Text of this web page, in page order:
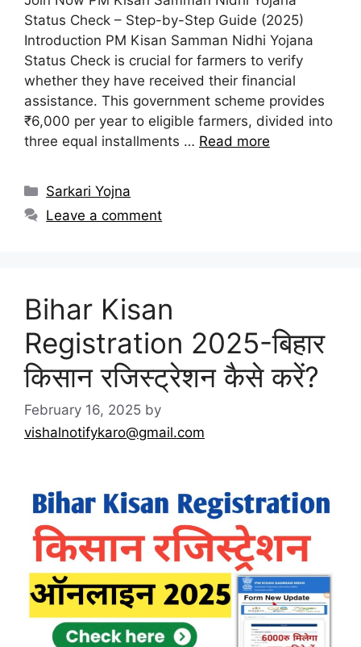
Status Check – Step-by-Step Guide (2025)
Introduction PM Kisan Samman Nidhi Yojana
Status Check is crucial for farmers to verify
whether they have received their financial
assistance. This government scheme provides
₹6,000 per year to eligible farmers, divided into
three equal installments … Read more
Categories
Sarkari Yojna
Leave a comment
Bihar Kisan
Registration 2025-बिहार
किसान रजिस्ट्रेशन कैसे करें?
February 16, 2025 by
vishalnotifykaro@gmail.com